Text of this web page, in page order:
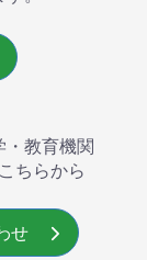
教育機関
ちらから
せ